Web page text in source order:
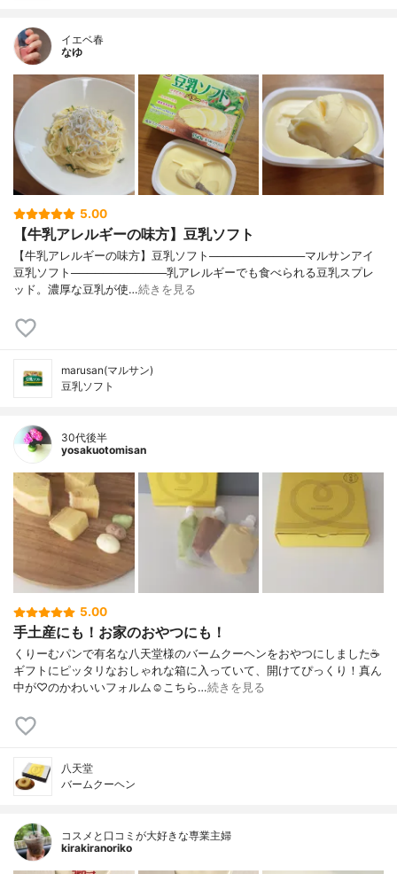
イエベ春
なゆ
5.00
【牛乳アレルギーの味方】豆乳ソフト
【牛乳アレルギーの味方】豆乳ソフト────────────マルサンアイ
豆乳ソフト────────────乳アレルギーでも食べられる豆乳スプレ
ッド。濃厚な豆乳が使…続きを見る
marusan(マルサン)
豆乳ソフト
30代後半
yosakuotomisan
5.00
手土産にも！お家のおやつにも！
くりーむパンで有名な八天堂様のバームクーヘンをおやつにしました☕
ギフトにピッタリなおしゃれな箱に入っていて、開けてぴっくり！真ん
中が♡のかわいいフォルム☺こちら…続きを見る
八天堂
バームクーヘン
コスメと口コミが大好きな専業主婦
kirakiranoriko